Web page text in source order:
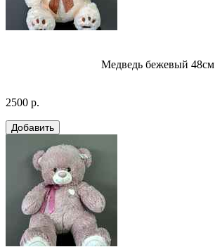
Медведь бежевый 48см
2500 р.